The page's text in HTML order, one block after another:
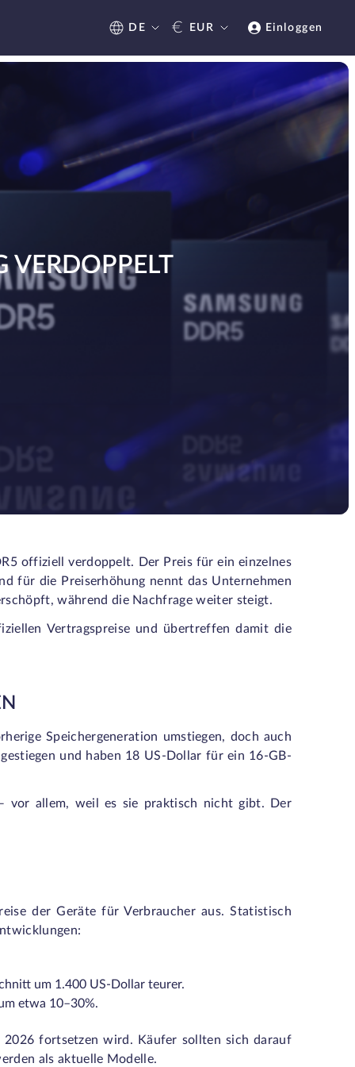
DE € EUR Einloggen
VERDOPPELT
offiziell verdoppelt. Der Preis für ein einzelnes
für die Preiserhöhung nennt das Unternehmen
während die Nachfrage weiter steigt.
Vertragspreise und übertreffen damit die
Speichergeneration umstiegen, doch auch
und haben 18 US-Dollar für ein 16-GB-
vor allem, weil es sie praktisch nicht gibt. Der
der Geräte für Verbraucher aus. Statistisch
um 1.400 US-Dollar teurer.
etwa 10–30%.
2026 fortsetzen wird. Käufer sollten sich darauf
als aktuelle Modelle.